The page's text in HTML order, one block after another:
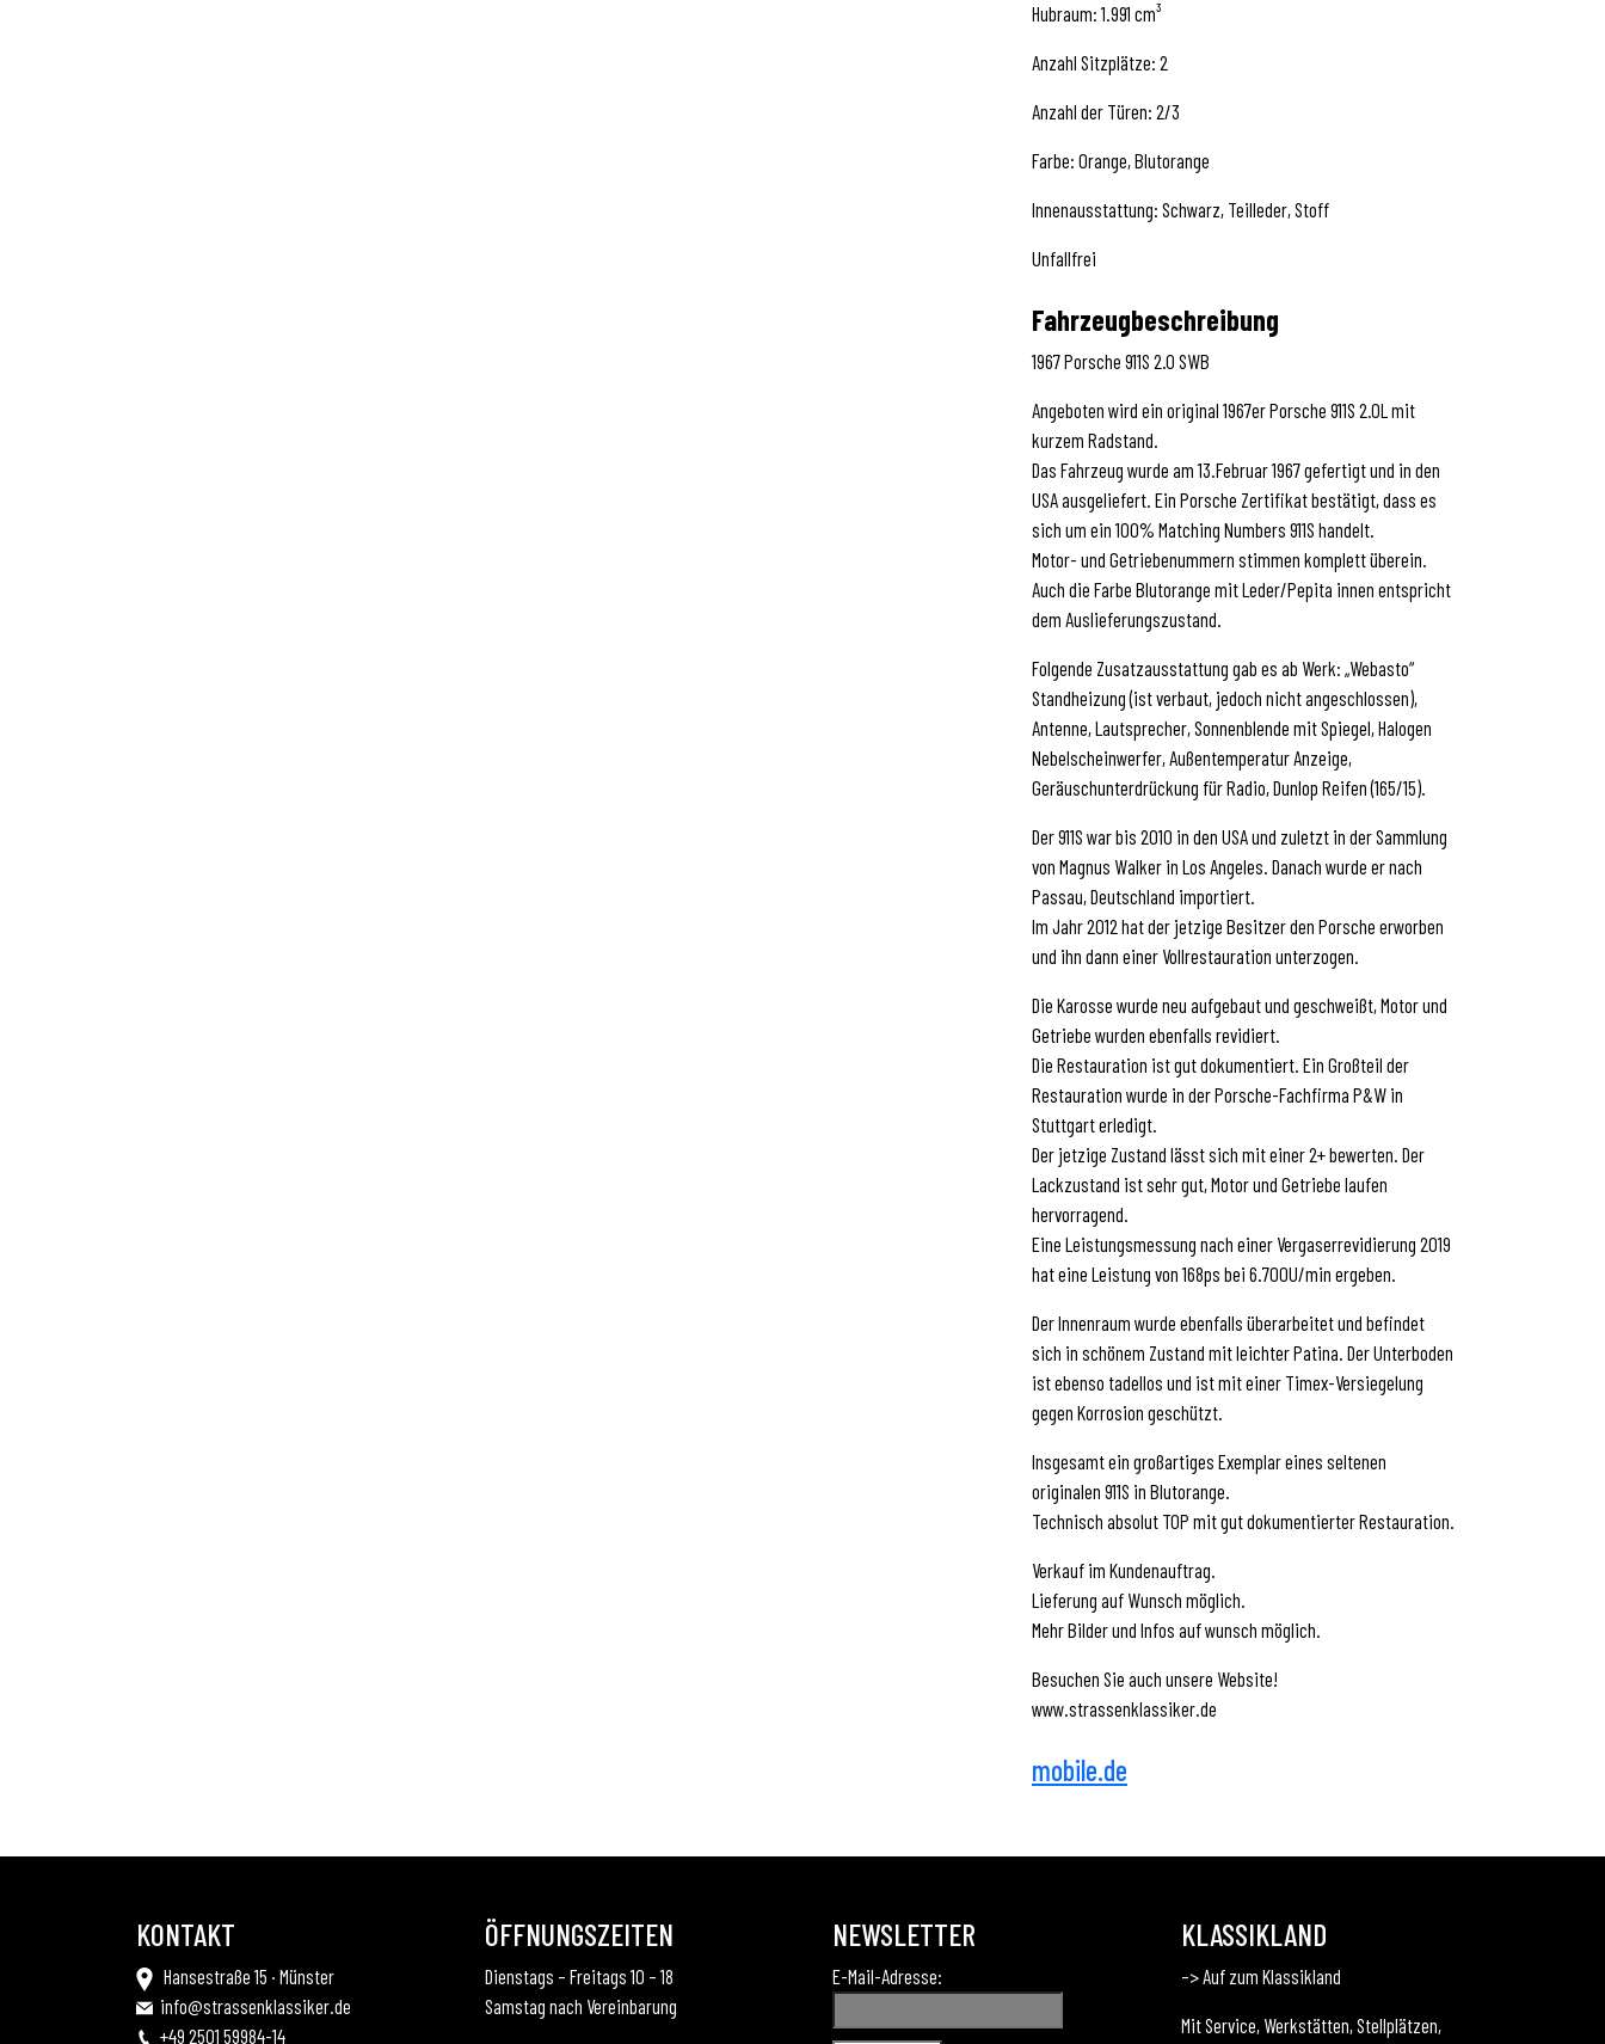
Hubraum: 1.991 cm³
Anzahl Sitzplätze: 2
Anzahl der Türen: 2/3
Farbe: Orange, Blutorange
Innenausstattung: Schwarz, Teilleder, Stoff
Unfallfrei
Fahrzeugbeschreibung
1967 Porsche 911S 2.0 SWB
Angeboten wird ein original 1967er Porsche 911S 2.0L mit
kurzem Radstand.
Das Fahrzeug wurde am 13.Februar 1967 gefertigt und in den
USA ausgeliefert. Ein Porsche Zertifikat bestätigt, dass es
sich um ein 100% Matching Numbers 911S handelt.
Motor- und Getriebenummern stimmen komplett überein.
Auch die Farbe Blutorange mit Leder/Pepita innen entspricht
dem Auslieferungszustand.
Folgende Zusatzausstattung gab es ab Werk: „Webasto“
Standheizung (ist verbaut, jedoch nicht angeschlossen),
Antenne, Lautsprecher, Sonnenblende mit Spiegel, Halogen
Nebelscheinwerfer, Außentemperatur Anzeige,
Geräuschunterdrückung für Radio, Dunlop Reifen (165/15).
Der 911S war bis 2010 in den USA und zuletzt in der Sammlung
von Magnus Walker in Los Angeles. Danach wurde er nach
Passau, Deutschland importiert.
Im Jahr 2012 hat der jetzige Besitzer den Porsche erworben
und ihn dann einer Vollrestauration unterzogen.
Die Karosse wurde neu aufgebaut und geschweißt, Motor und
Getriebe wurden ebenfalls revidiert.
Die Restauration ist gut dokumentiert. Ein Großteil der
Restauration wurde in der Porsche-Fachfirma P&W in
Stuttgart erledigt.
Der jetzige Zustand lässt sich mit einer 2+ bewerten. Der
Lackzustand ist sehr gut, Motor und Getriebe laufen
hervorragend.
Eine Leistungsmessung nach einer Vergaserrevidierung 2019
hat eine Leistung von 168ps bei 6.700U/min ergeben.
Der Innenraum wurde ebenfalls überarbeitet und befindet
sich in schönem Zustand mit leichter Patina. Der Unterboden
ist ebenso tadellos und ist mit einer Timex-Versiegelung
gegen Korrosion geschützt.
Insgesamt ein großartiges Exemplar eines seltenen
originalen 911S in Blutorange.
Technisch absolut TOP mit gut dokumentierter Restauration.
Verkauf im Kundenauftrag.
Lieferung auf Wunsch möglich.
Mehr Bilder und Infos auf wunsch möglich.
Besuchen Sie auch unsere Website!
www.strassenklassiker.de
mobile.de
KONTAKT
Hansestraße 15 · Münster
info@strassenklassiker.de
+49 2501 59984-14
ÖFFNUNGSZEITEN
Dienstags – Freitags 10 – 18
Samstag nach Vereinbarung
NEWSLETTER
E-Mail-Adresse:
KLASSIKLAND
–> Auf zum Klassikland
Mit Service, Werkstätten, Stellplätzen,